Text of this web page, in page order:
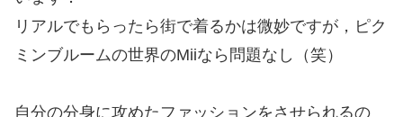
リアルでもらったら街で着るかは微妙ですが，ピク
ミンブルームの世界のMiiなら問題なし（笑）
自分の分身に攻めたファッションをさせられるの